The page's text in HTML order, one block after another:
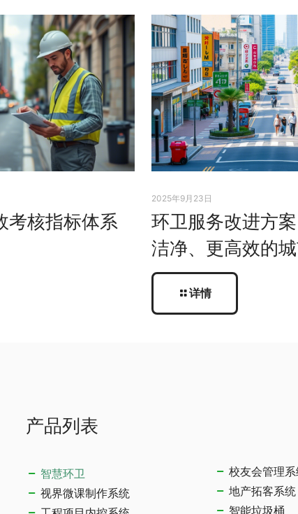
考核指标体系
2025年9月23日
环卫服务改进方
洁净、更高效的
详情
产品列表
智慧环卫
视界微课制作系统
校友会管理
地产拓客系统
智能垃圾桶